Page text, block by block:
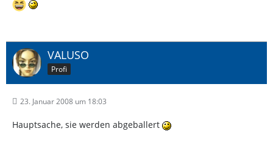
VALUSO
Profi
23. Januar 2008 um 18:03
Hauptsache, sie werden abgeballert